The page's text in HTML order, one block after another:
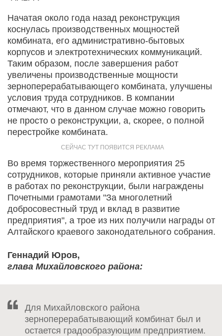
Начатая около года назад реконструкция
коснулась производственных мощностей
комбината, его административно-бытовых
корпусов и электротехнических коммуникаций.
Таким образом, после завершения работ
увеличены производственные мощности
зерноперерабатывающего комбината, улучшены
условия труда сотрудников. В компании
отмечают, что в данном случае можно говорить
не просто о реконструкции, а, скорее, о полной
перестройке комбината.
Во время торжественного мероприятия 25
сотрудников, которые приняли активное участие
в работах по реконструкции, были награждены
Почетными грамотами "За многолетний
добросовестный труд и вклад в развитие
предприятия", а трое из них получили награды от
Алтайского краевого законодательного собрания.
Геннадий Юров,
глава Михайловского района:
Для Михайловского района
зерноперерабатывающий комбинат был и
остается градообразующим предприятием.